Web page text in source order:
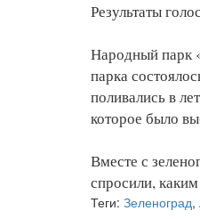
Результаты
Народный парк
парка
поливались в
которое было
Вместе с
спросили,
Теги: Зеленоград,